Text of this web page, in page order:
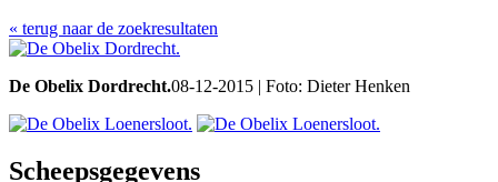
« terug naar de zoekresultaten
De Obelix Dordrecht.08-12-2015 | Foto: Dieter Henken
Scheepsgegevens